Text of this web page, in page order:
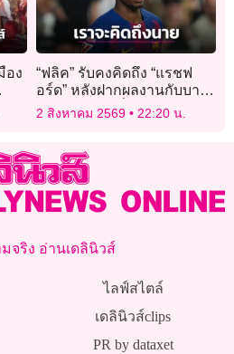
อง
“ฟลิค” รับคงคิดถึง “แรชฟ
อร์ด” หลังฝากผลงานกับบาร์
ซาอย่างยอดเยี่ยม
2 สิงหาคม 2569 22:20 น.
จริง อ่านเดลินิวส์
ไลฟ์สไตล์
เดลินิวส์clips
PR by dataxet